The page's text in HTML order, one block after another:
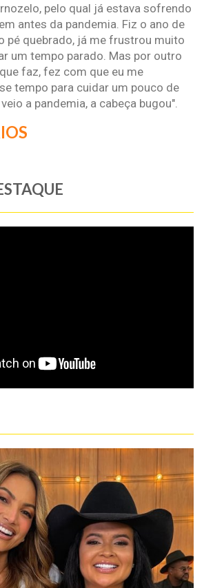
pelo qual já estava sofrendo
antes da pandemia. Fiz o ano de
pé quebrado, já me frustrou muito
um tempo parado. Mas por outro
faz, fez com que eu me
tempo para cuidar um pouco de
a pandemia, a cabeça bugou".